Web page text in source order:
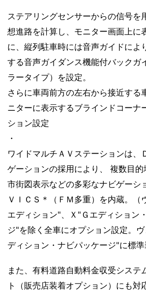
ステアリングセンサーからの信号を
想進路を計算し、モニター画面上に
に、縦列駐車時には音声ガイドによ
する音声ガイダンス機能付バックガ
ラータイプ）を設定。
さらに車両前方の左右から接近する
ニターに表示するブラインドコーナ
ション設定
・
ワイドマルチＡＶステーションは、
ゲーションの採用により、 複数目
市街図表示などの多彩なナビゲーシ
ＶＩＣＳ＊（ＦＭ多重）を内蔵。（
エディション"、Ｘ"Ｇエディション
ジ"を除く全車にオプション設定。
ディション・ナビパッケージ"に標準
また、有料道路自動料金収受システ
ト（販売店装着オプション）にも対